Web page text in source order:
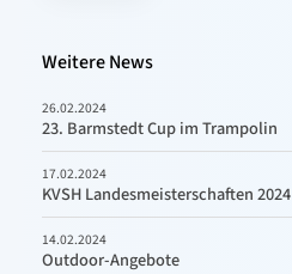
Weitere News
26.02.2024
23. Barmstedt Cup im Trampolin
17.02.2024
KVSH Landesmeisterschaften 2024
14.02.2024
Outdoor-Angebote